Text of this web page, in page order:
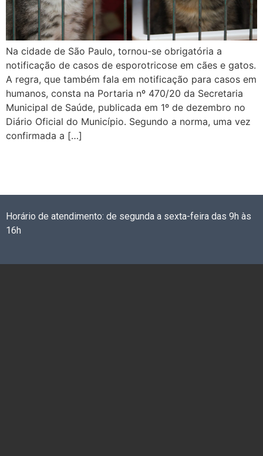
Na cidade de São Paulo, tornou-se obrigatória a
notificação de casos de esporotricose em cães e gatos.
A regra, que também fala em notificação para casos em
humanos, consta na Portaria nº 470/20 da Secretaria
Municipal de Saúde, publicada em 1º de dezembro no
Diário Oficial do Município. Segundo a norma, uma vez
confirmada a […]
Horário de atendimento: de segunda a sexta-feira das 9h às
16h